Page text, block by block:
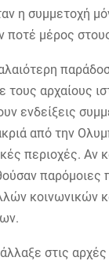
η συμμετοχή
ποτέ μέρος
τους αρχαίους
ενδείξεις
από την
περιοχές. Αν
κοινωνικών
στις